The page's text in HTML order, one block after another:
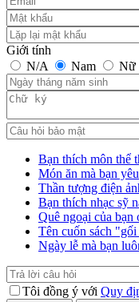
Giới tính
N/A
Nam Nữ
Bạn thích môn thể
Món ăn mà bạn
Thần tượng điện
Bạn thích nhạc sỹ
Quê ngoại của bạn
Tên cuốn sách
Ngày lễ mà bạn
Tôi đồng ý với Quy